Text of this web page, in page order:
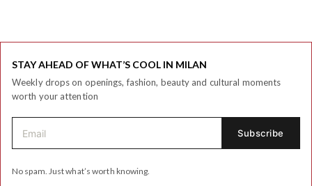
STAY AHEAD OF WHAT’S COOL IN MILAN
Weekly drops on openings, fashion, beauty and cultural moments
worth your attention
No spam. Just what’s worth knowing.